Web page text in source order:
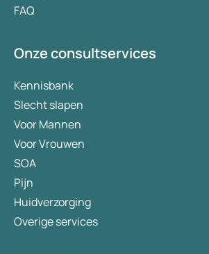
FAQ
Onze consultservices
Kennisbank
Slecht slapen
Voor Mannen
Voor Vrouwen
SOA
Pijn
Huidverzorging
Overige services